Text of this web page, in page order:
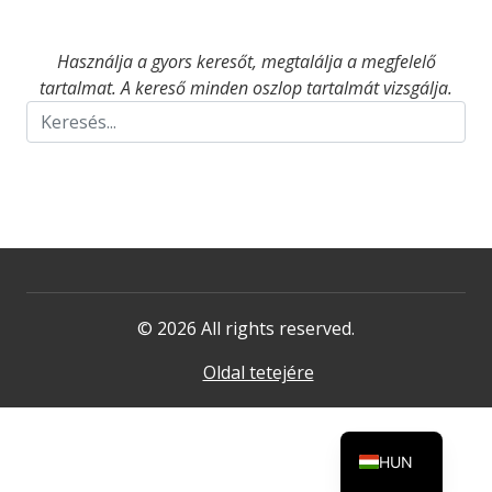
Használja a gyors keresőt, megtalálja a megfelelő
tartalmat. A kereső minden oszlop tartalmát vizsgálja.
© 2026 All rights reserved.
Oldal tetejére
HUN